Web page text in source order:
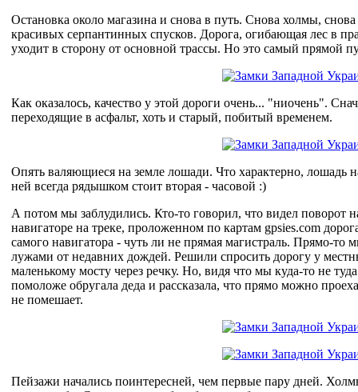
Остановка около магазина и снова в путь. Снова холмы,
красивых серпантинных спусков. Дорога, огибающая лес в
уходит в сторону от основной трассы. Но это самый прямой
Как оказалось, качество у этой дороги очень... "ниочень".
переходящие в асфальт, хоть и старый, побитый временем.
Опять валяющиеся на земле лошади. Что характерно, лошадь
ней всегда рядышком стоит вторая - часовой :)
А потом мы заблудились. Кто-то говорил, что видел поворот
навигаторе на треке, проложенном по картам gpsies.com
самого навигатора - чуть ли не прямая магистраль. Прямо-то
лужами от недавних дождей. Решили спросить дорогу у
маленькому мосту через речку. Но, видя что мы куда-то не
помоложе обругала деда и рассказала, что прямо можно
не помешает.
Пейзажи начались поинтересней, чем первые пару дней.